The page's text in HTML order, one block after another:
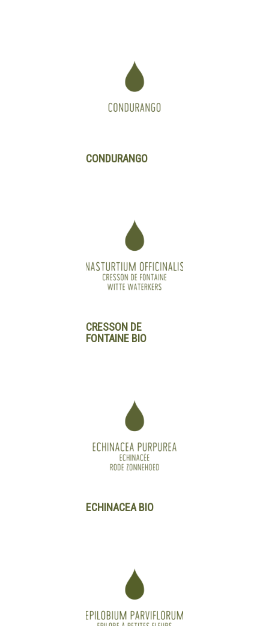
CONDURANGO
CRESSON DE
FONTAINE BIO
ECHINACEA BIO